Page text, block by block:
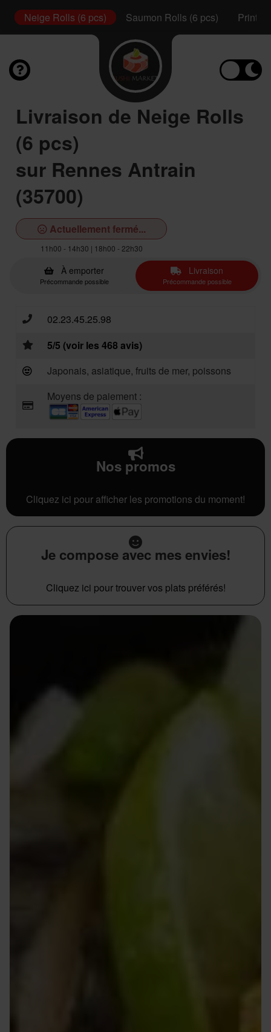
Neige Rolls (6 pcs) Saumon Rolls (6 pcs)
Livraison de Neige Rolls
(6 pcs)
sur Rennes Antrain
(35700)
Actuellement fermé...
11h00 - 14h30 | 18h00 - 22h30
À emporter
Précommande possible
Livraison
Précommande possible
02.23.45.25.98
5/5 (voir les 468 avis)
Japonais, asiatique, fruits de mer, poissons
Moyens de paiement :
Nos promos
Cliquez ici pour afficher les promotions du moment!
Je compose avec mes envies!
Cliquez ici pour trouver vos plats préférés!